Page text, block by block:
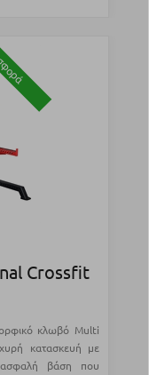
Crossfit
κλωβό Multi
κατασκευή με
ασφαλή βάση που